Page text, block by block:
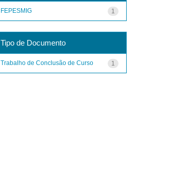
1
FEPESMIG
Tipo de Documento
1
Trabalho de Conclusão de Curso